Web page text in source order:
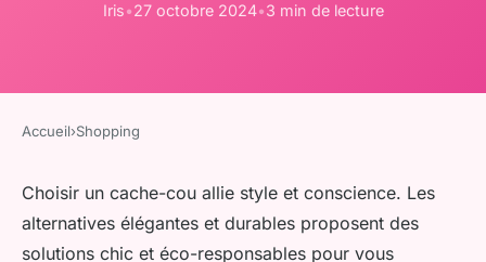
Iris•27 octobre 2024•3 min de lecture
Accueil›Shopping
Choisir un cache-cou allie style et conscience. Les
alternatives élégantes et durables proposent des
solutions chic et éco-responsables pour vous